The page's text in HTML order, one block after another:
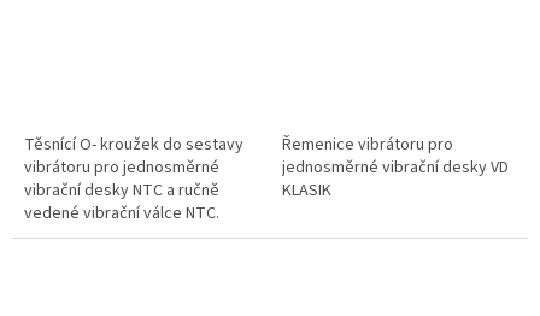
Těsnící O- kroužek do sestavy
vibrátoru pro jednosměrné
vibrační desky NTC a ručně
vedené vibrační válce NTC.
Řemenice vibrátoru pro
jednosměrné vibrační desky VD
KLASIK